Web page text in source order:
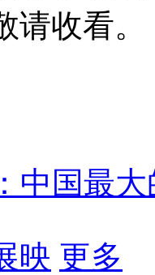
请收看
中国最
映 更多